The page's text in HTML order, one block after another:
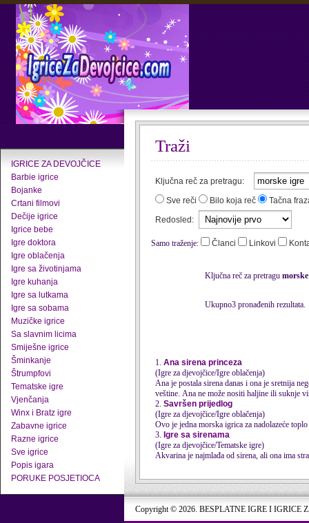
IGRICE ZA DEVOJČICE
Barbie igrice
Bojanke
Crtani filmovi
Dečije igrice
Igrice bebe
Igre doktora
Igre oblačenja
Igre sa životinjama
Igre kuhanja
Igre sa lutkama
Igre sa sobama
Muzičke igrice
Sa slavnim licima
Smiješne igrice
Šminkanje
Štrumpfovi
Tematske igre
Vjenčanja
Winx i Bratz igre
Zabavne igrice
Razne igrice
Sve igrice
Popis igara
PORUKE POSJETIOCA
Traži
Ključna reč za pretragu:
Sve reči
Bilo koja reč
Tačna
Redosled:
Samo traženje: Članci Linkovi
Ključna reč za pretragu
Ukupno3 pronađenih rezultata.
1. Ana sirena princeza
(Igre za djevojčice/Igre oblačenja)
Ana je postala sirena danas i ona je sretnija
veštine. Ana ne može nositi haljine ili suknje
2. Savršen prijedlog
(Igre za djevojčice/Igre oblačenja)
Ovo je jedna morska igrica za nadolazeće
3. Igre sa sirenama
(Igre za djevojčice/Tematske igre)
Akvarina je najmlađa od sirena, ali ona ima
Copyright © 2026. BESPLATNE IGRE I IGRICE